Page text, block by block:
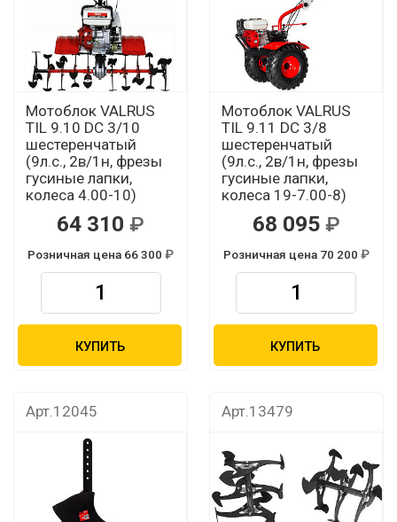
Мотоблок VALRUS
TIL 9.10 DC 3/10
шестеренчатый
(9л.с., 2в/1н, фрезы
гусиные лапки,
колеса 4.00-10)
64 310
Розничная цена 66 300
КУПИТЬ
Мотоблок VALRUS
TIL 9.11 DC 3/8
шестеренчатый
(9л.с., 2в/1н, фрезы
гусиные лапки,
колеса 19-7.00-8)
68 095
Розничная цена 70 200
КУПИТЬ
Арт.12045 Арт.13479